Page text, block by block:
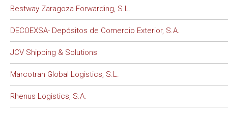
Bestway Zaragoza Forwarding, S.L.
DECOEXSA- Depósitos de Comercio Exterior, S.A.
JCV Shipping & Solutions
Marcotran Global Logistics, S.L.
Rhenus Logistics, S.A.